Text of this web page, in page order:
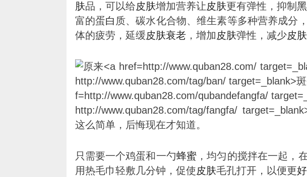
肤品，可以给皮肤增加营养让皮肤更有弹性，抑制
富的蛋白 质、碳水化合物、维生素等多种营养成分
体的疲劳，延缓皮肤衰老，增加 皮肤弹性，减少皮肤
只需要一个鸡蛋和一勺蜂蜜 ，均匀的搅拌在一起，
用热毛巾轻敷几分钟，促使皮肤毛孔打开，以便更好